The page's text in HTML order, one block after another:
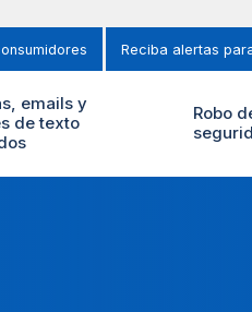
Reciba alertas
emails y
de texto
Robo